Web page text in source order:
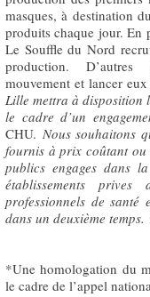
masques, à destination
produits chaque jour. En
Le Souffle du Nord
production.
mouvement et lancer
Lille mettra à disposition
le cadre d’un
CHU. Nous souhaitons
fournis à prix coûtant ou
publics engages dans
établissements
professionnels de santé
dans un deuxième temps.
*Une homologation du
le cadre de l’appel